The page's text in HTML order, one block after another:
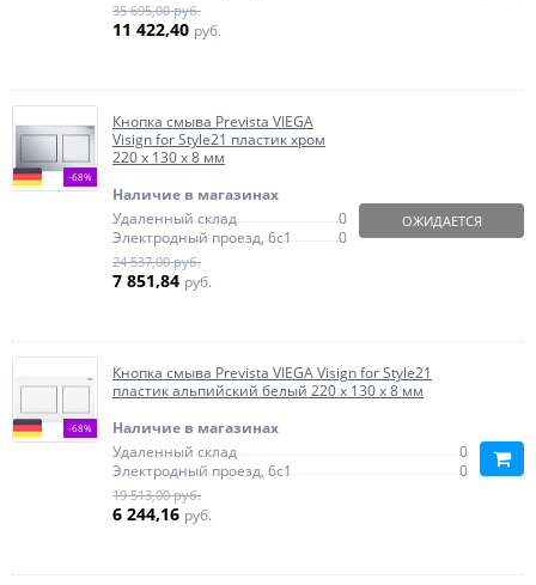
35 695,00 руб.
11 422,40 руб.
-68%
Кнопка смыва Prevista VIEGA
Visign for Style21 пластик хром
220 х 130 х 8 мм
Наличие в магазинах
Удаленный склад
0
Электродный проезд, 6с1
0
24 537,00 руб.
7 851,84 руб.
ОЖИДАЕТСЯ
-68%
Кнопка смыва Prevista VIEGA Visign for Style21
пластик альпийский белый 220 х 130 х 8 мм
Наличие в магазинах
Удаленный склад
0
Электродный проезд, 6с1
0
19 513,00 руб.
6 244,16 руб.